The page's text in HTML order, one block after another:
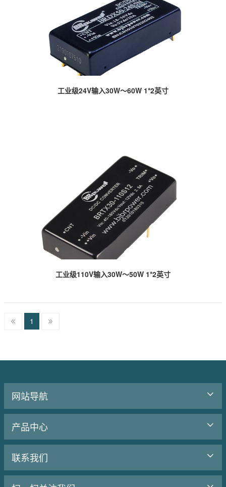
工业级24V输入30W～60W 1*2英寸
工业级110V输入30W～50W 1*2英寸
1
网站导航
产品中心
联系我们